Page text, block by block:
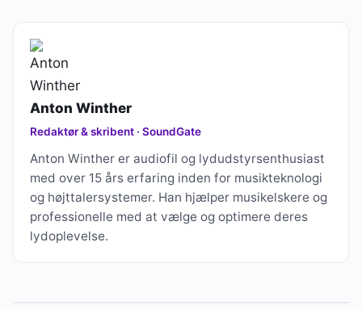
Anton Winther
Redaktør & skribent · SoundGate
Anton Winther er audiofil og lydudstyrsenthusiast
med over 15 års erfaring inden for musikteknologi
og højttalersystemer. Han hjælper musikelskere og
professionelle med at vælge og optimere deres
lydoplevelse.